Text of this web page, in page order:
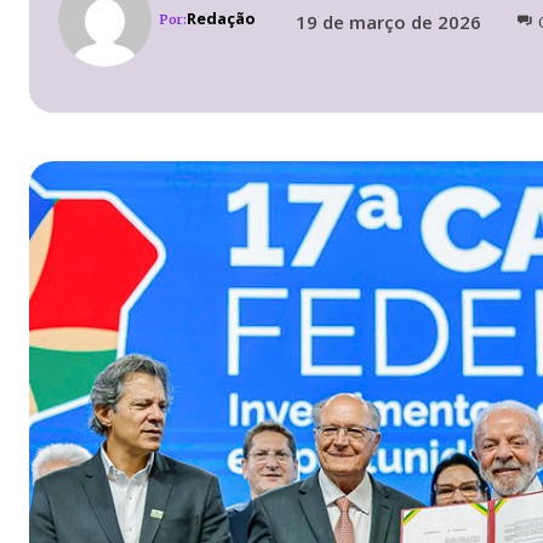
Por:Redação 19 de março de 2026